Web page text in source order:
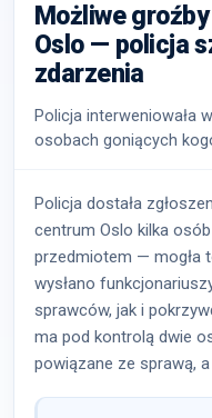
Możliwe
Oslo — policja
zdarzenia
Policja interweniowała
osobach goniących
Policja dostała
centrum Oslo kilka
przedmiotem — mogła
wysłano
sprawców, jak i
ma pod kontrolą dwie
powiązane ze sprawą,